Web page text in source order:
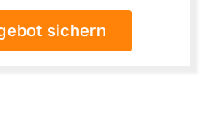
sichern